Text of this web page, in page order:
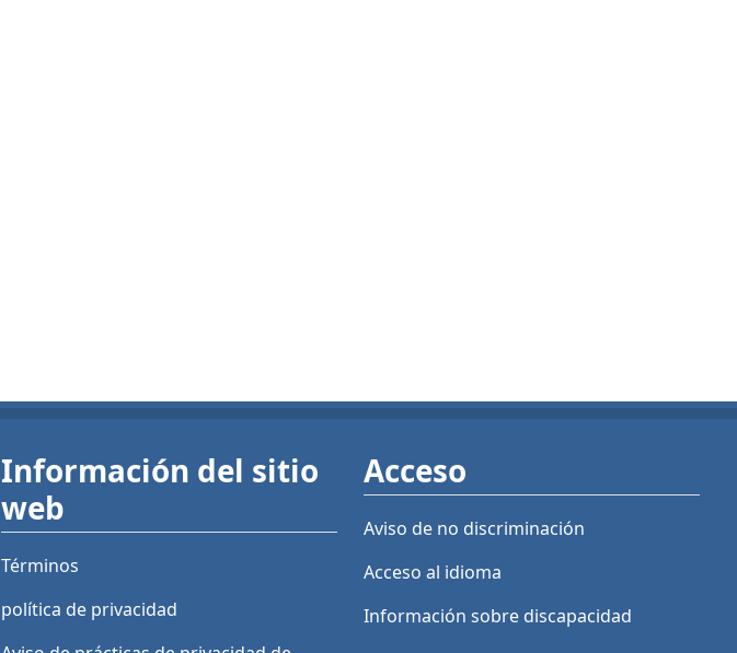
Información del sitio
web
Términos
política de privacidad
Acceso
Aviso de no discriminación
Acceso al idioma
Información sobre discapacidad